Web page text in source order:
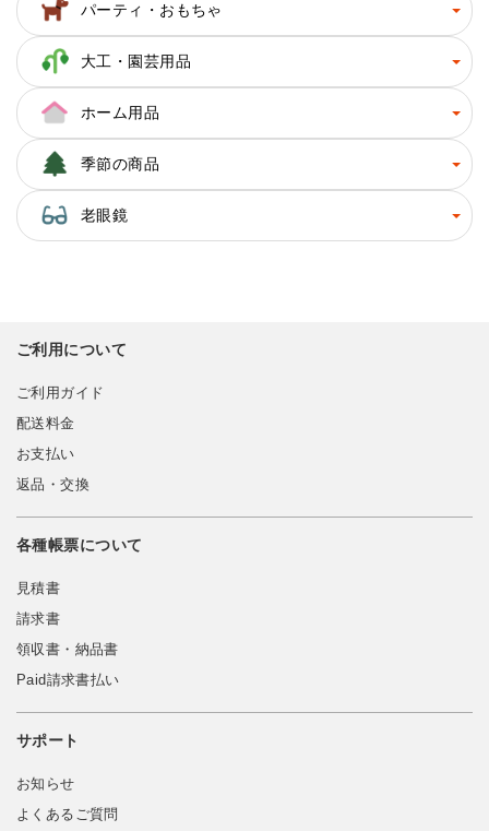
パーティ・おもちゃ
大工・園芸用品
ホーム用品
季節の商品
老眼鏡
ご利用について
ご利用ガイド
配送料金
お支払い
返品・交換
各種帳票について
見積書
請求書
領収書・納品書
Paid請求書払い
サポート
お知らせ
よくあるご質問